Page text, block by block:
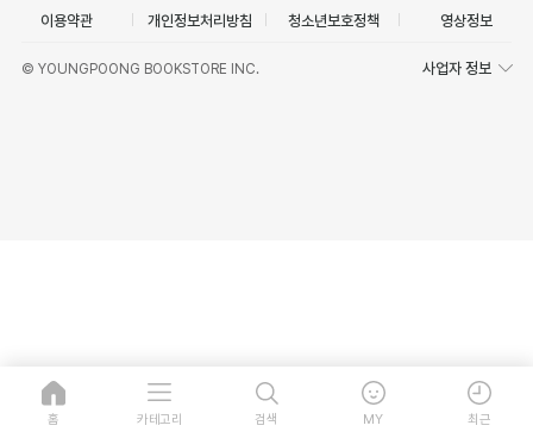
이용약관 개인정보처리방침 청소년보호정책 영상정보
© YOUNGPOONG BOOKSTORE INC. 사업자 정보
홈 카테고리 검색 MY 최근